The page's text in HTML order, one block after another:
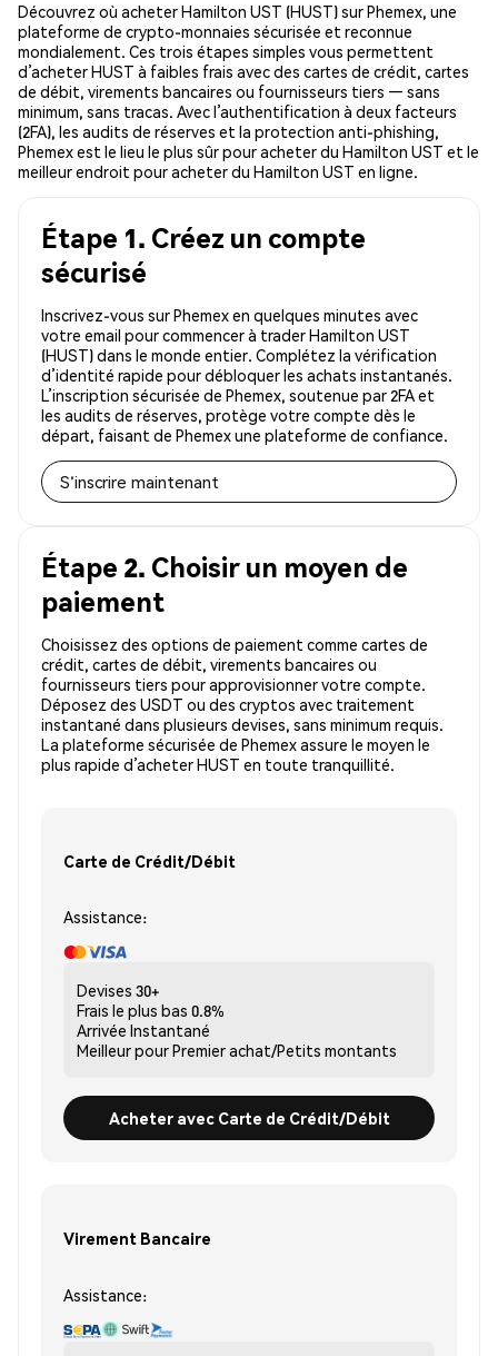
Découvrez où acheter Hamilton UST (HUST) sur Phemex, une
plateforme de crypto-monnaies sécurisée et reconnue
mondialement. Ces trois étapes simples vous permettent
d’acheter HUST à faibles frais avec des cartes de crédit, cartes
de débit, virements bancaires ou fournisseurs tiers — sans
minimum, sans tracas. Avec l’authentification à deux facteurs
(2FA), les audits de réserves et la protection anti-phishing,
Phemex est le lieu le plus sûr pour acheter du Hamilton UST et le
meilleur endroit pour acheter du Hamilton UST en ligne.
Étape 1. Créez un compte
sécurisé
Inscrivez-vous sur Phemex en quelques minutes avec
votre email pour commencer à trader Hamilton UST
(HUST) dans le monde entier. Complétez la vérification
d’identité rapide pour débloquer les achats instantanés.
L’inscription sécurisée de Phemex, soutenue par 2FA et
les audits de réserves, protège votre compte dès le
départ, faisant de Phemex une plateforme de confiance.
S'inscrire maintenant
Étape 2. Choisir un moyen de
paiement
Choisissez des options de paiement comme cartes de
crédit, cartes de débit, virements bancaires ou
fournisseurs tiers pour approvisionner votre compte.
Déposez des USDT ou des cryptos avec traitement
instantané dans plusieurs devises, sans minimum requis.
La plateforme sécurisée de Phemex assure le moyen le
plus rapide d’acheter HUST en toute tranquillité.
Carte de Crédit/Débit
Assistance:
Devises 30+
Frais le plus bas 0.8%
Arrivée Instantané
Meilleur pourPremier achat/Petits montants
Acheter avec Carte de Crédit/Débit
Virement Bancaire
Assistance: